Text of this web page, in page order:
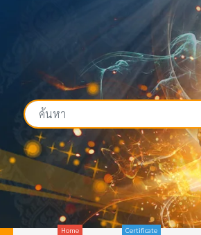
Home Certificate